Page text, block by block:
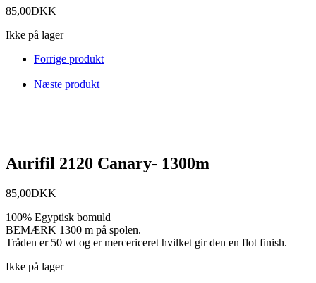
85,00DKK
Ikke på lager
Forrige produkt
Næste produkt
Aurifil 2120 Canary- 1300m
85,00DKK
100% Egyptisk bomuld
BEMÆRK 1300 m på spolen.
Tråden er 50 wt og er mercericeret hvilket gir den en flot finish.
Ikke på lager